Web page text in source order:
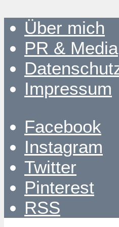
Über mich
PR & Media
Impressum
Facebook
Instagram
Twitter
Pinterest
RSS